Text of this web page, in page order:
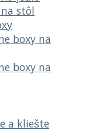
stôl
boxy na
boxy na
a kliešte